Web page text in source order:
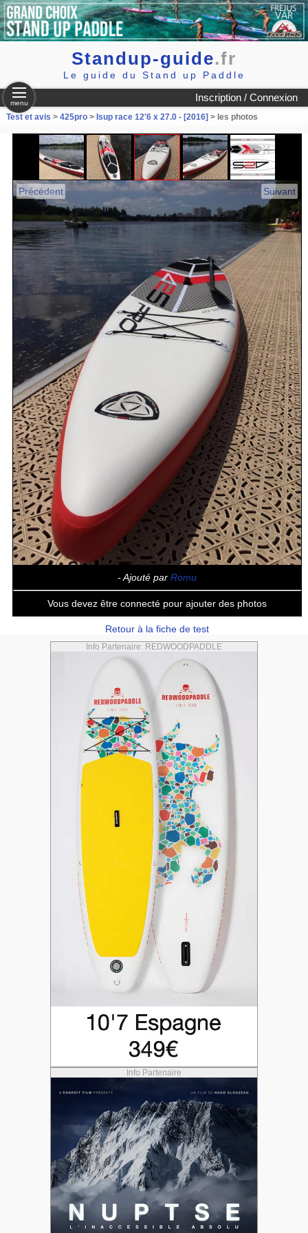
Standup-guide.fr
Le guide du Stand up Paddle
Inscription / Connexion
menu
Test et avis > 425pro> Isup race 12'6 x 27.0 - [2016] > les photos
Précédent Suivant
- Ajouté par Romu
Vous devez être connecté pour ajouter des photos
Retour à la fiche de test
Info Partenaire: REDWOODPADDLE
Info Partenaire